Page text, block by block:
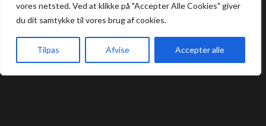
vores netsted. Ved at klikke på "Accepter Alle Cookies" giver
du dit samtykke til vores brug af cookies.
Tilpas Afvise Accepter alle
Frokost: 12:00 - 16:00
Aften: 17:00 - 22:00
Køkkenet lukker en halv time før lukketid.